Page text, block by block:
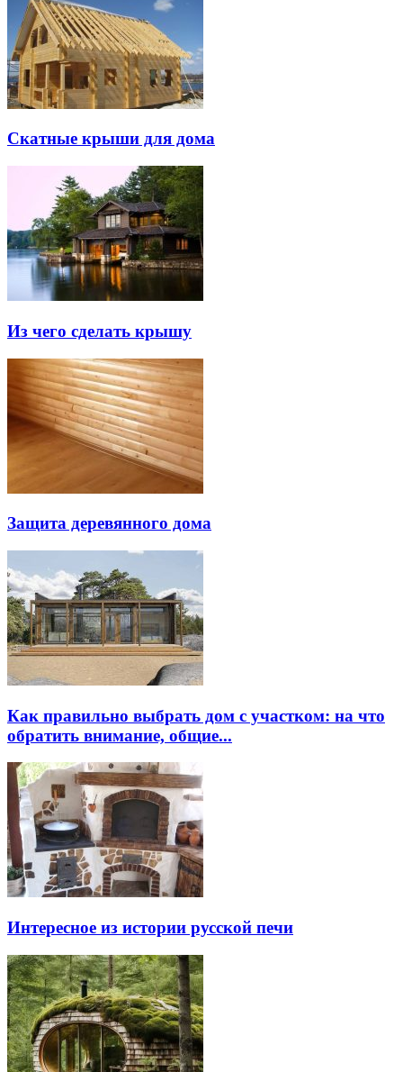
Скатные крыши для дома
Из чего сделать крышу
Защита деревянного дома
Как правильно выбрать дом с участком: на что
обратить внимание, общие...
Интересное из истории русской печи